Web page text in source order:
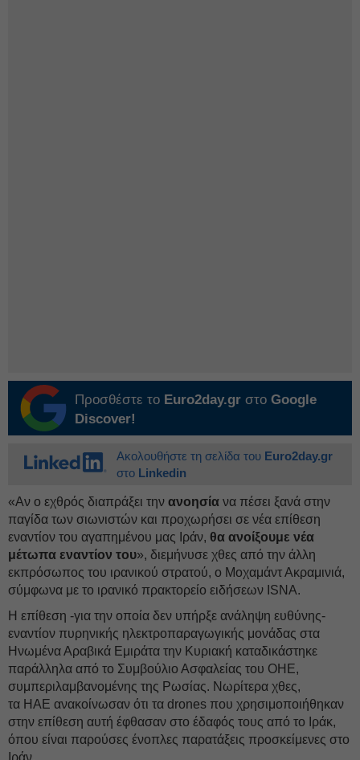
Προσθέστε το Euro2day.gr στο Google
Discover!
Ακολουθήστε τη σελίδα του Euro2day.gr
στο Linkedin
«Αν ο εχθρός διαπράξει την ανοησία να πέσει ξανά στην
παγίδα των σιωνιστών και προχωρήσει σε νέα επίθεση
εναντίον του αγαπημένου μας Ιράν, θα ανοίξουμε νέα
μέτωπα εναντίον του», διεμήνυσε χθες από την άλλη
εκπρόσωπος του ιρανικού στρατού, ο Μοχαμάντ Ακραμινιά,
σύμφωνα με το ιρανικό πρακτορείο ειδήσεων ISNA.
Η επίθεση -για την οποία δεν υπήρξε ανάληψη ευθύνης-
εναντίον πυρηνικής ηλεκτροπαραγωγικής μονάδας στα
Ηνωμένα Αραβικά Εμιράτα την Κυριακή καταδικάστηκε
παράλληλα από το Συμβούλιο Ασφαλείας του ΟΗΕ,
συμπεριλαμβανομένης της Ρωσίας. Νωρίτερα χθες,
τα ΗΑΕ ανακοίνωσαν ότι τα drones που χρησιμοποιήθηκαν
στην επίθεση αυτή έφθασαν στο έδαφός τους από το Ιράκ,
όπου είναι παρούσες ένοπλες παρατάξεις προσκείμενες στο
Ιράν.